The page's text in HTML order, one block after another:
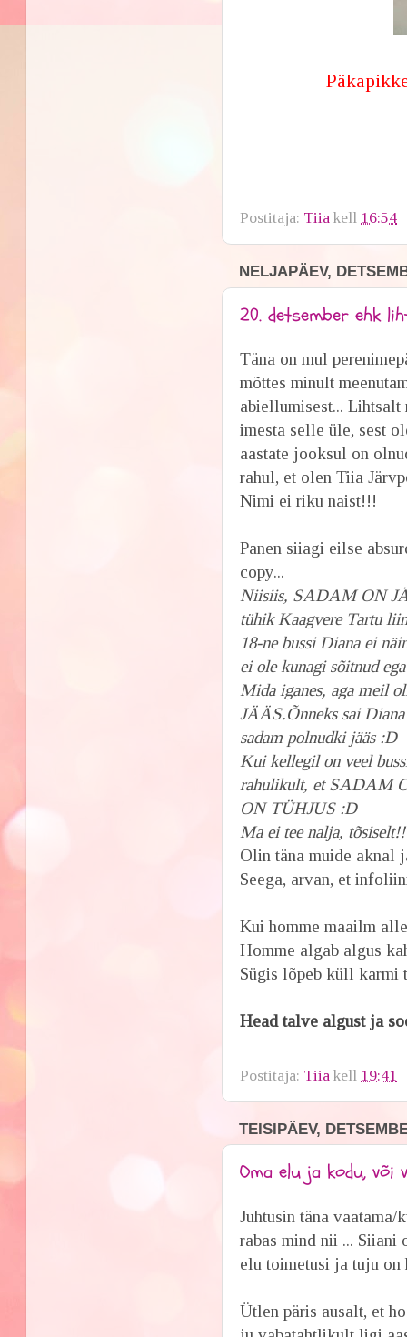
Päkapikk
Postitaja: Tiia kell 16:54
NELJAPÄEV,
20. detsember ehk
Täna on mul
mõttes minult
abiellumisest... Lihtsalt
imesta selle üle, sest
aastate jooksul on
rahul, et olen Tiia
Nimi ei riku naist!!!
Panen siiagi eilse
copy...
Niisiis, SADAM ON
tühik Kaagvere Tartu
18-ne bussi Diana ei
ei ole kunagi sõitnud
Mida iganes, aga meil
JÄÄS.Õnneks sai
sadam polnudki jääs :D
Kui kellegil on veel
rahulikult, et SADAM
ON TÜHJUS :D
Ma ei tee nalja, tõsiselt!!
Olin täna muide aknal
Seega, arvan, et
Kui homme maailm
Homme algab algus
Sügis lõpeb küll karmi
Head talve algust ja
Postitaja: Tiia kell 19:41
TEISIPÄEV,
Oma elu ja kodu, või
Juhtusin täna
rabas mind nii ...
elu toimetusi ja tuju on
Ütlen päris ausalt, et